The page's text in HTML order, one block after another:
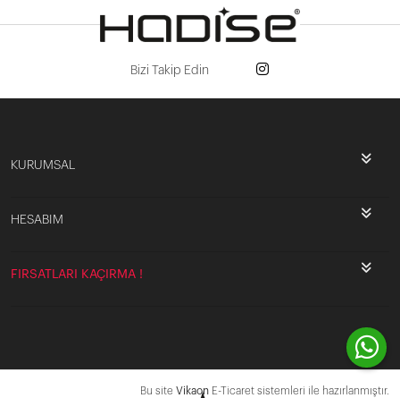
Bizi Takip Edin
KURUMSAL
HESABIM
FIRSATLARI KAÇIRMA !
Bu site Vikaon E-Ticaret sistemleri ile hazırlanmıştır.